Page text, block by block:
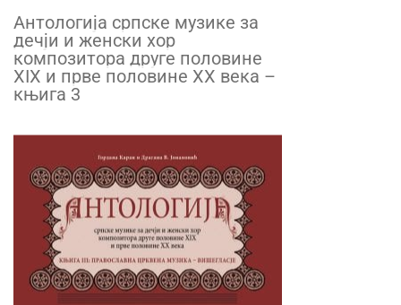
Антологија српске музике за
дечји и женски хор
композитора друге половине
XIX и прве половине XX века –
књига 3